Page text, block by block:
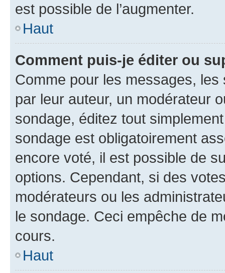
est possible de l’augmenter.
Haut
Comment puis-je éditer ou
Comme pour les messages,
par leur auteur, un modérateur
sondage, éditez tout
sondage est obligatoirement
encore voté, il est possible de
options. Cependant, si des
modérateurs ou les
le sondage. Ceci empêche de
cours.
Haut